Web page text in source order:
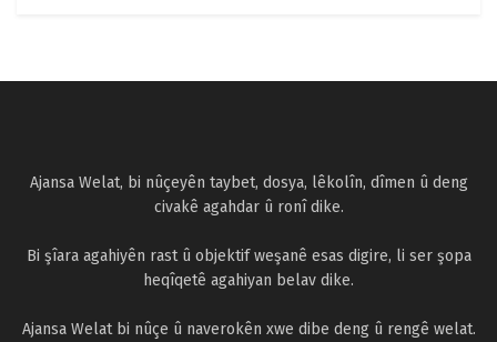
Ajansa Welat, bi nûçeyên taybet, dosya, lêkolîn, dîmen û deng
civakê agahdar û ronî dike.
Bi şîara agahiyên rast û objektif weşanê esas digire, li ser şopa
heqîqetê agahiyan belav dike.
Ajansa Welat bi nûçe û naverokên xwe dibe deng û rengê welat.